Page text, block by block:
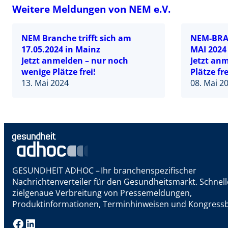
Weitere Meldungen von NEM e.V.
NEM Branche trifft sich am
17.05.2024 in Mainz
Jetzt anmelden – nur noch
wenige Plätze frei!
13. Mai 2024
NEM-
MAI
Jetzt
Plätze
08. Mai
GESUNDHEIT ADHOC – Ihr branchenspezifischer
Nachrichtenverteiler für den Gesundheitsmarkt.
zielgenaue Verbreitung von Pressemeldungen,
Produktinformationen, Terminhinweisen und
Facebook LinkedIn